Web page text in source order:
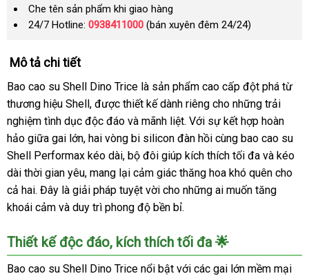
Che tên sản phẩm khi giao hàng
24/7 Hotline: 0938411000 (bán xuyên đêm 24/24)
Mô tả chi tiết
Bao cao su Shell Dino Trice là sản phẩm cao cấp đột phá từ
thương hiệu Shell, được thiết kế dành riêng cho những trải
nghiệm tình dục độc đáo và mãnh liệt. Với sự kết hợp hoàn
hảo giữa gai lớn, hai vòng bi silicon đàn hồi cùng bao cao su
Shell Performax kéo dài, bộ đôi giúp kích thích tối đa và kéo
dài thời gian yêu, mang lại cảm giác thăng hoa khó quên cho
cả hai. Đây là giải pháp tuyệt vời cho những ai muốn tăng
khoái cảm và duy trì phong độ bền bỉ.
Thiết kế độc đáo, kích thích tối đa 🌟
Bao cao su Shell Dino Trice nổi bật với các gai lớn mềm mại